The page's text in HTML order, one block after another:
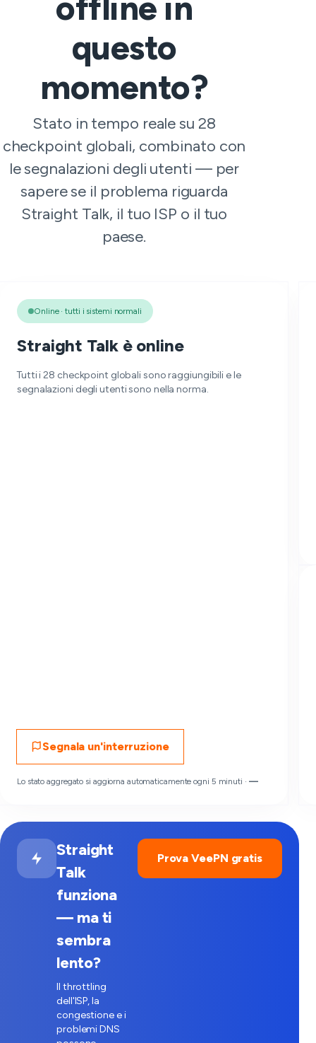
questo
momento?
Stato in tempo reale su 28
checkpoint globali, combinato con
le segnalazioni degli utenti — per
sapere se il problema riguarda
Straight Talk, il tuo ISP o il tuo
paese.
Online · tutti i sistemi normali
Straight Talk è online
Tutti i 28 checkpoint globali sono raggiungibili e le
segnalazioni degli utenti sono nella norma.
Segnala un'interruzione
Lo stato aggregato si aggiorna automaticamente ogni 5 minuti · —
Straight
Talk
funziona
— ma ti
sembra
lento?
Il throttling
dell'ISP, la
congestione e i
problemi DNS
Prova VeePN gratis